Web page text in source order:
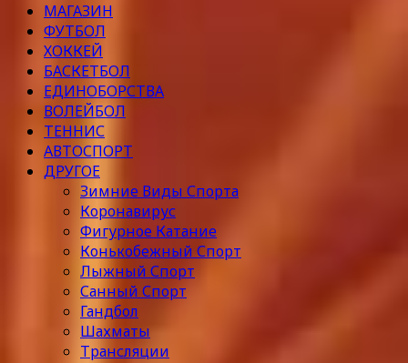
МАГАЗИН
ФУТБОЛ
ХОККЕЙ
БАСКЕТБОЛ
ЕДИНОБОРСТВА
ВОЛЕЙБОЛ
ТЕННИС
АВТОСПОРТ
ДРУГОЕ
Зимние Виды Спорта
Коронавирус
Фигурное Катание
Конькобежный Спорт
Лыжный Спорт
Санный Спорт
Гандбол
Шахматы
Трансляции